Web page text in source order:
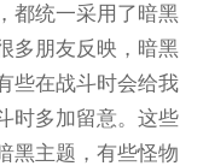
都统一采用了暗黑
多朋友反映，暗黑
些在战斗时会给我
时多加留意。这些
黑主题，有些怪物